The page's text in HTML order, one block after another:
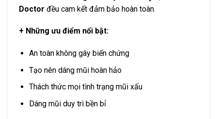
Doctor đều cam kết đảm bảo hoàn toàn.
+ Những ưu điểm nổi bật:
An toàn không gây biến chứng
Tạo nên dáng mũi hoàn hảo
Thách thức mọi tình trạng mũi xấu
Dáng mũi duy trì bền bỉ